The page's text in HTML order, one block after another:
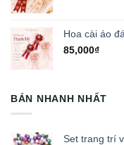
Hoa cài áo
85,000₫
BÁN NHANH NHẤT
Set trang trí